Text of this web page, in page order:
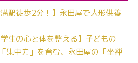
溝駅徒歩2分！】永田屋で人形供養
学生の心と体を整える】子どもの
集中力」を育む、永田屋の「坐禅